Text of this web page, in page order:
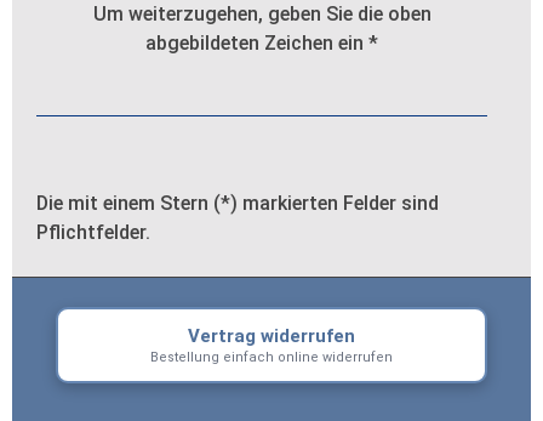
Um weiterzugehen, geben Sie die oben
abgebildeten Zeichen ein *
Die mit einem Stern (*) markierten Felder sind
Pflichtfelder.
Vertrag widerrufen
Bestellung einfach online widerrufen